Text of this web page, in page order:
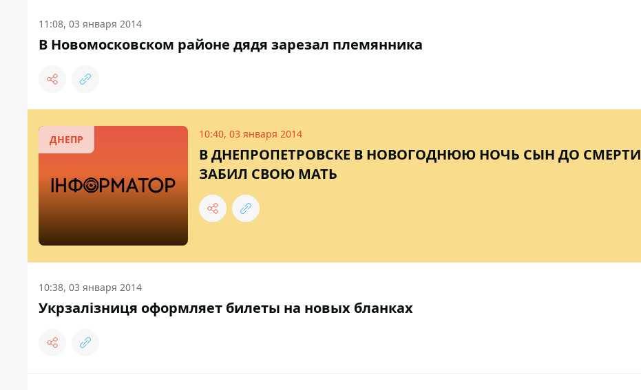
11:08, 03 января 2014
В Новомосковском районе дядя зарезал племянника
ДНЕПР 10:40, 03 января 2014
В ДНЕПРОПЕТРОВСКЕ В НОВОГОДНЮЮ НОЧЬ СЫН ДО СМЕРТИ
ЗАБИЛ СВОЮ МАТЬ
10:38, 03 января 2014
Укрзалізниця оформляет билеты на новых бланках